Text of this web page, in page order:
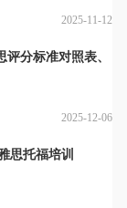
2025-11-12
评分标准对照表、
2025-12-06
思托福培训